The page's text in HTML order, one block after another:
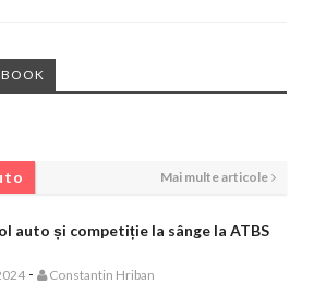
Mai multe articole
auto și competiție la sânge la ATBS
- Constantin Hriban